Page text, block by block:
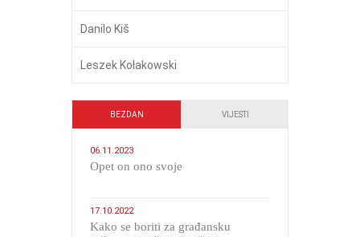
Danilo Kiš
Leszek Kołakowski
BEZDAN VIJESTI
06.11.2023
​Opet on ono svoje
17.10.2022
Kako se boriti za građansku